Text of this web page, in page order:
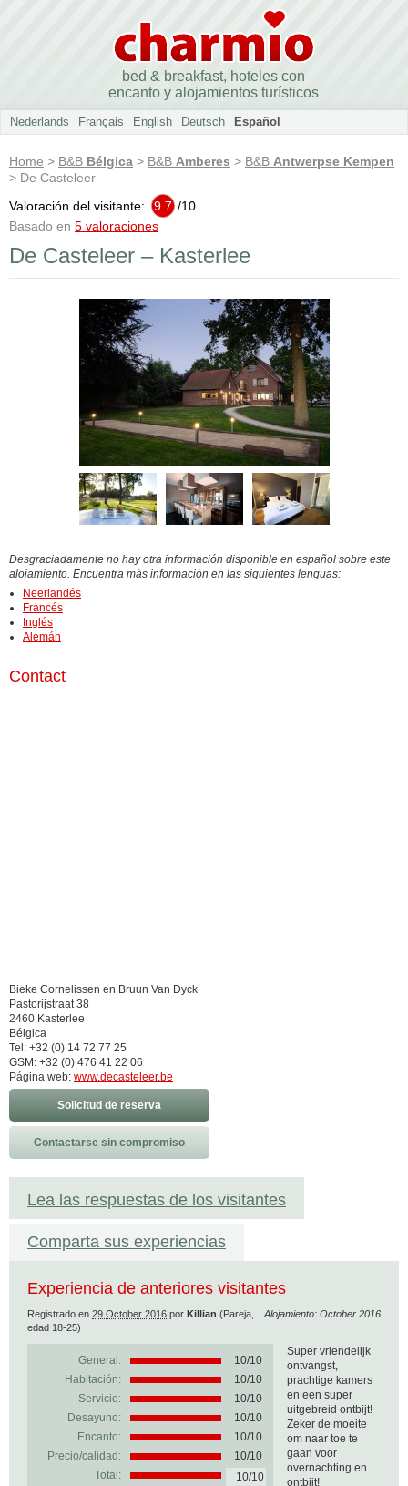
bed & breakfast, hoteles con
encanto y alojamientos turísticos
Nederlands Français English Deutsch Español
Home > B&B Bélgica > B&B Amberes > B&B Antwerpse Kempen
> De Casteleer
Valoración del visitante:
9.7 /10
Basado en 5 valoraciones
De Casteleer – Kasterlee
Desgraciadamente no hay otra información disponible en español sobre este
alojamiento. Encuentra más información en las siguientes lenguas:
Neerlandés
Francés
Inglés
Alemán
Contact
Bieke Cornelissen en Bruun Van Dyck
Pastorijstraat 38
2460 Kasterlee
Bélgica
Tel: +32 (0) 14 72 77 25
GSM: +32 (0) 476 41 22 06
Página web: www.decasteleer.be
Solicitud de reserva
Contactarse sin compromiso
Lea las respuestas de los visitantes
Comparta sus experiencias
Experiencia de anteriores visitantes
Alojamiento: October 2016
Registrado en 29 October 2016 por Killian (Pareja,
edad 18-25)
General: 10/10
Habitación:
10/10
Servicio:
10/10
Desayuno:
10/10
Encanto:
10/10
Precio/calidad:
10/10
Total:
10/10
Super vriendelijk
ontvangst,
prachtige kamers
en een super
uitgebreid ontbijt!
Zeker de moeite
om naar toe te
gaan voor
overnachting en
ontbijt!